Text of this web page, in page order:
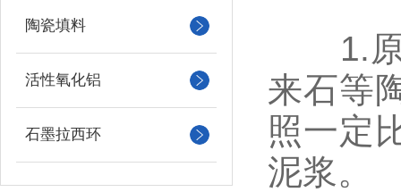
陶瓷填料
活性氧化铝
石墨拉西环
1.原
来石等
照一定
泥浆。